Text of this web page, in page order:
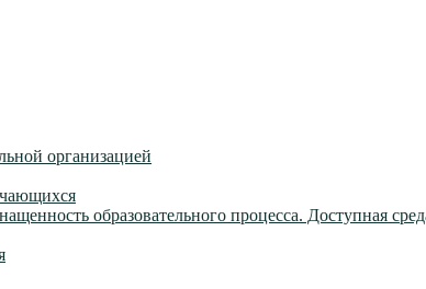
организацией
образовательного процесса. Доступная